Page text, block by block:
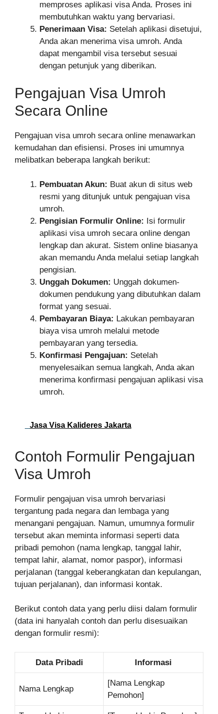
memproses aplikasi visa Anda. Proses ini
membutuhkan waktu yang bervariasi.
Penerimaan Visa: Setelah aplikasi disetujui,
Anda akan menerima visa umroh. Anda
dapat mengambil visa tersebut sesuai
dengan petunjuk yang diberikan.
Pengajuan Visa Umroh
Secara Online
Pengajuan visa umroh secara online menawarkan
kemudahan dan efisiensi. Proses ini umumnya
melibatkan beberapa langkah berikut:
Pembuatan Akun: Buat akun di situs web
resmi yang ditunjuk untuk pengajuan visa
umroh.
Pengisian Formulir Online: Isi formulir
aplikasi visa umroh secara online dengan
lengkap dan akurat. Sistem online biasanya
akan memandu Anda melalui setiap langkah
pengisian.
Unggah Dokumen: Unggah dokumen-
dokumen pendukung yang dibutuhkan dalam
format yang sesuai.
Pembayaran Biaya: Lakukan pembayaran
biaya visa umroh melalui metode
pembayaran yang tersedia.
Konfirmasi Pengajuan: Setelah
menyelesaikan semua langkah, Anda akan
menerima konfirmasi pengajuan aplikasi visa
umroh.
Jasa Visa Kalideres Jakarta
Contoh Formulir Pengajuan
Visa Umroh
Formulir pengajuan visa umroh bervariasi
tergantung pada negara dan lembaga yang
menangani pengajuan. Namun, umumnya formulir
tersebut akan meminta informasi seperti data
pribadi pemohon (nama lengkap, tanggal lahir,
tempat lahir, alamat, nomor paspor), informasi
perjalanan (tanggal keberangkatan dan kepulangan,
tujuan perjalanan), dan informasi kontak.
Berikut contoh data yang perlu diisi dalam formulir
(data ini hanyalah contoh dan perlu disesuaikan
dengan formulir resmi):
Data Pribadi Informasi
Nama Lengkap
[Nama Lengkap
Pemohon]